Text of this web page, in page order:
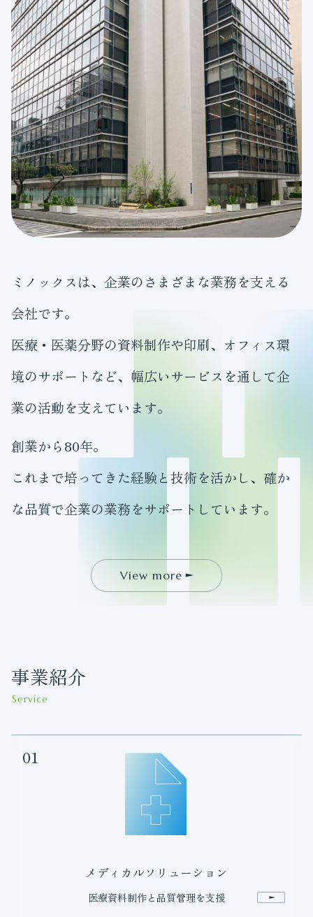
ミノックスは、企業のさまざまな業務を支える
会社です。
医療・医薬分野の資料制作や印刷、オフィス環
境のサポートなど、幅広いサービスを通して企
業の活動を支えています。
創業から80年。
これまで培ってきた経験と技術を活かし、確か
な品質で企業の業務をサポートしています。
View more
事業紹介
Service
01
メディカルソリューション
医療資料制作と品質管理を支援